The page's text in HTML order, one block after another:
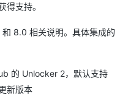
得支持。
8.0 相关说明。具体集成的
的 Unlocker 2，默认支持
新版本